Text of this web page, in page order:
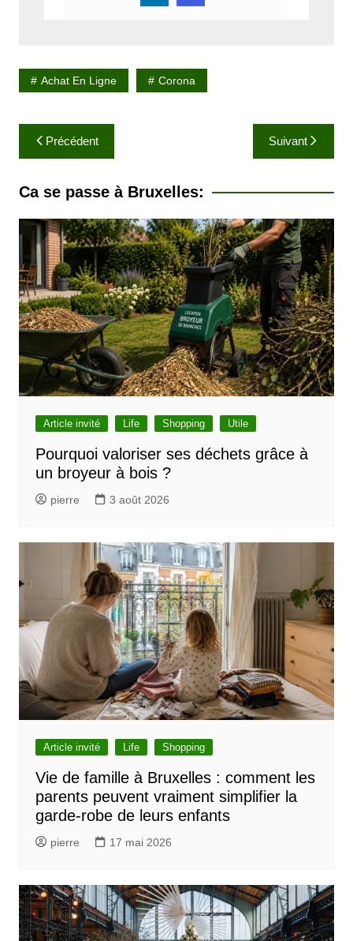
Achat En Ligne Corona
a
v
g
t
i
o
n
d
e
c
e
Précédent Suivant
Ca se passe à Bruxelles:
Article invité Life Shopping Utile
Pourquoi valoriser ses déchets grâce à
un broyeur à bois ?
pierre 3 août 2026
Article invité Life Shopping
Vie de famille à Bruxelles : comment les
parents peuvent vraiment simplifier la
garde-robe de leurs enfants
pierre 17 mai 2026